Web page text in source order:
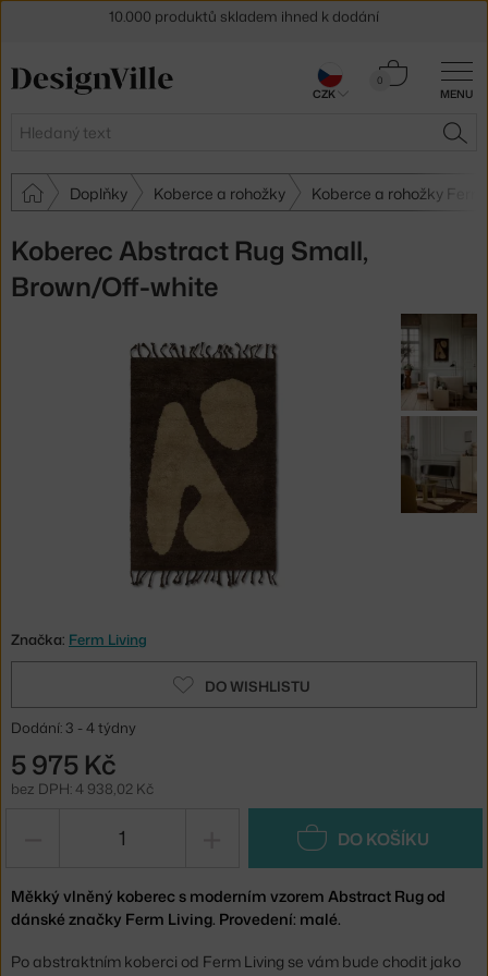
MENU
Hledat
0
Košík
Doplňky Koberce a rohožky Koberce a rohožky Ferm
Koberec Abstract Rug Small,
Brown/Off-white
Značka: Ferm Living
DO WISHLISTU
Dodání: 3 - 4 týdny
5 975 Kč
bez DPH: 4 938,02 Kč
DO KOŠÍKU
Měkký vlněný koberec s moderním vzorem Abstract Rug od
dánské značky Ferm Living. Provedení: malé.
Po abstraktním koberci od Ferm Living se vám bude chodit jako
30 dní na vrácení zboží
CZK